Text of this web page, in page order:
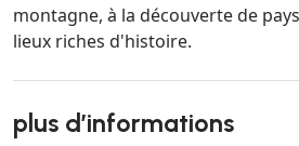
montagne, à la découverte de
lieux riches d'histoire.
plus d’informations